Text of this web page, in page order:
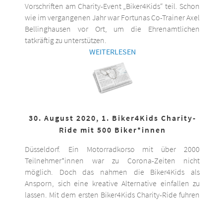
Vorschriften am Charity-Event „Biker4Kids“ teil. Schon
wie im vergangenen Jahr war Fortunas Co-Trainer Axel
Bellinghausen vor Ort, um die Ehrenamtlichen
tatkräftig zu unterstützen.
WEITERLESEN
30. August 2020, 1. Biker4Kids Charity-
Ride mit 500 Biker*innen
Düsseldorf. Ein Motorradkorso mit über 2000
Teilnehmer*innen war zu Corona-Zeiten nicht
möglich. Doch das nahmen die Biker4Kids als
Ansporn, sich eine kreative Alternative einfallen zu
lassen. Mit dem ersten Biker4Kids Charity-Ride fuhren